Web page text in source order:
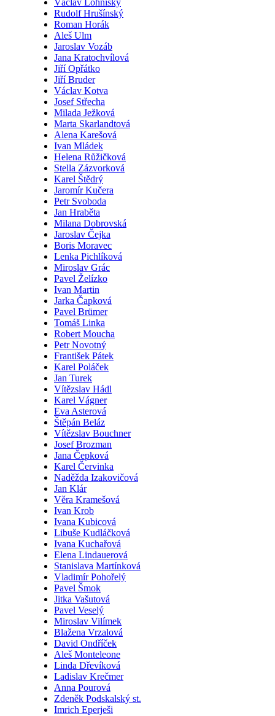
Václav Lohniský
Rudolf Hrušínský
Roman Horák
Aleš Ulm
Jaroslav Vozáb
Jana Kratochvílová
Jiří Opřátko
Jiří Bruder
Václav Kotva
Josef Střecha
Milada Ježková
Marta Skarlandtová
Alena Karešová
Ivan Mládek
Helena Růžičková
Stella Zázvorková
Karel Štědrý
Jaromír Kučera
Petr Svoboda
Jan Hraběta
Milana Dobrovská
Jaroslav Čejka
Boris Moravec
Lenka Pichlíková
Miroslav Grác
Pavel Želízko
Ivan Martin
Jarka Čapková
Pavel Brümer
Tomáš Linka
Robert Moucha
Petr Novotný
František Pátek
Karel Poláček
Jan Turek
Vítězslav Hádl
Karel Vágner
Eva Asterová
Štěpán Beláz
Vítězslav Bouchner
Josef Brozman
Jana Čepková
Karel Červinka
Naděžda Izakovičová
Jan Klár
Věra Kramešová
Ivan Krob
Ivana Kubicová
Libuše Kudláčková
Ivana Kuchařová
Elena Lindauerová
Stanislava Martínková
Vladimír Pohořelý
Pavel Šmok
Jitka Vašutová
Pavel Veselý
Miroslav Vilímek
Blažena Vrzalová
David Ondříček
Aleš Monteleone
Linda Dřevíková
Ladislav Krečmer
Anna Pourová
Zdeněk Podskalský st.
Imrich Eperješi